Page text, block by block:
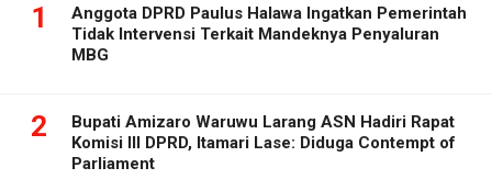
1
Anggota DPRD Paulus Halawa Ingatkan Pemerintah
Tidak Intervensi Terkait Mandeknya Penyaluran
MBG
2
Bupati Amizaro Waruwu Larang ASN Hadiri Rapat
Komisi III DPRD, Itamari Lase: Diduga Contempt of
Parliament